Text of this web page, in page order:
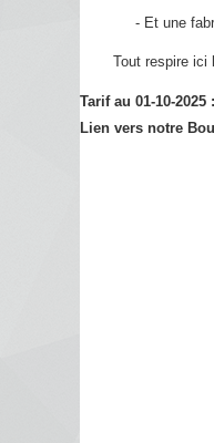
- Et une
Tout respire ici
Tarif au 01-10-
Lien vers notre